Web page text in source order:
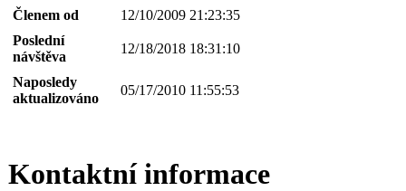
Členem od
12/10/2009 21:23:35
Poslední
návštěva
12/18/2018 18:31:10
Naposledy
aktualizováno
05/17/2010 11:55:53
Kontaktní informace